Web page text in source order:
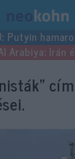
Putyin
Arabiya: Irán